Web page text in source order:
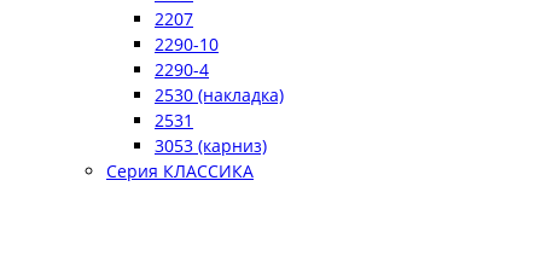
2207
2290-10
2290-4
2530 (накладка)
2531
3053 (карниз)
Серия КЛАССИКА